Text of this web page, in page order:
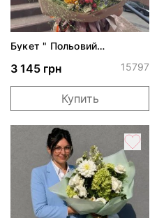
Букет " Польовий
3 145 грн 15797
Купить